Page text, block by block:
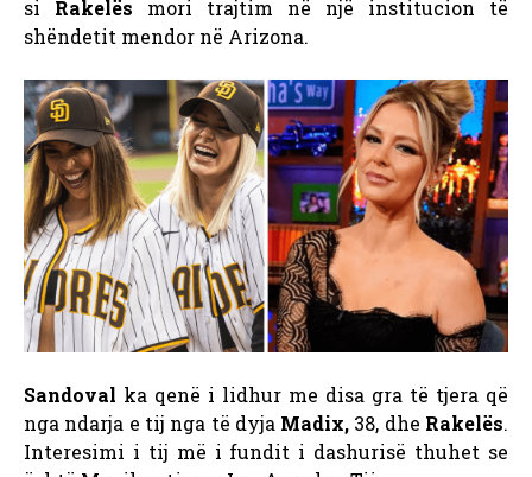
si Rakelës mori trajtim në një institucion të
shëndetit mendor në Arizona.
Sandoval ka qenë i lidhur me disa gra të tjera që
nga ndarja e tij nga të dyja Madix, 38, dhe Rakelës.
Interesimi i tij më i fundit i dashurisë thuhet se